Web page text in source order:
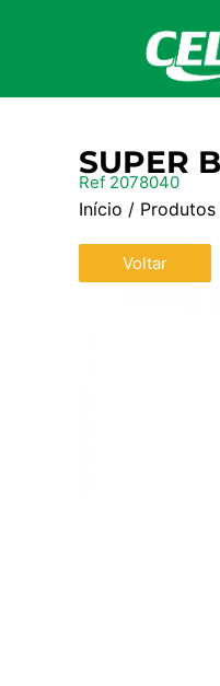
SUPER
Ref 2078040
Início / Produtos
Voltar